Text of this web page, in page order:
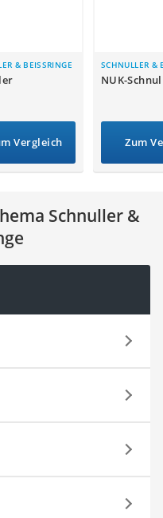
& BEISSRINGE
Vergleich
SCHNULLER &
NUK-
Zum
Schnuller &